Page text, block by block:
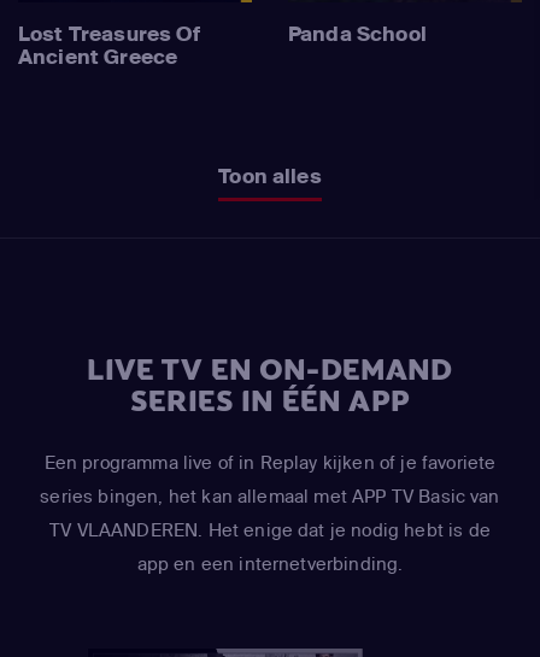
Lost Treasures Of
Ancient Greece
Panda School
Toon alles
LIVE TV EN ON-DEMAND
SERIES IN ÉÉN APP
Een programma live of in Replay kijken of je favoriete
series bingen, het kan allemaal met APP TV Basic van
TV VLAANDEREN. Het enige dat je nodig hebt is de
app en een internetverbinding.